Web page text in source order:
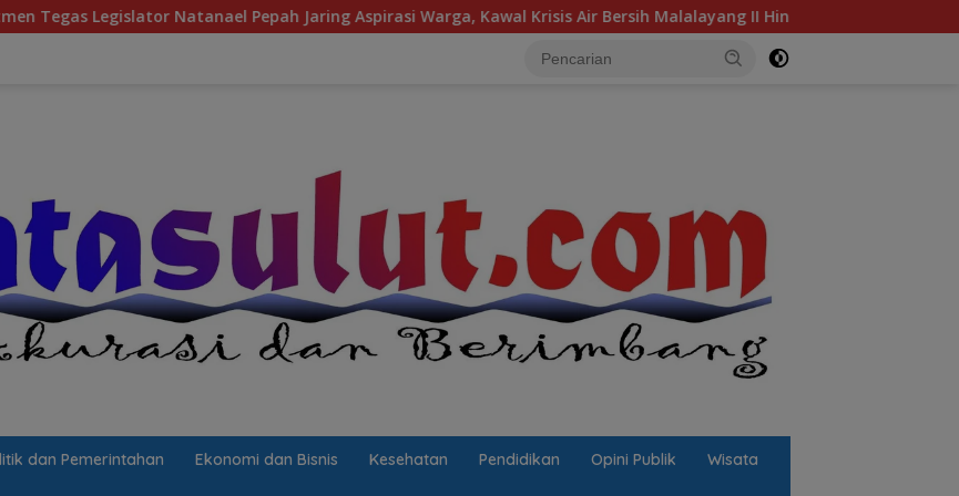
Natanael Pepah Jaring Aspirasi Warga, Kawal Krisis Air Bersih Malalayang II Hingga Perbaikan Infrastruktur
dan Pemerintahan Ekonomi dan Bisnis Kesehatan Pendidikan Opini Publik Wisata